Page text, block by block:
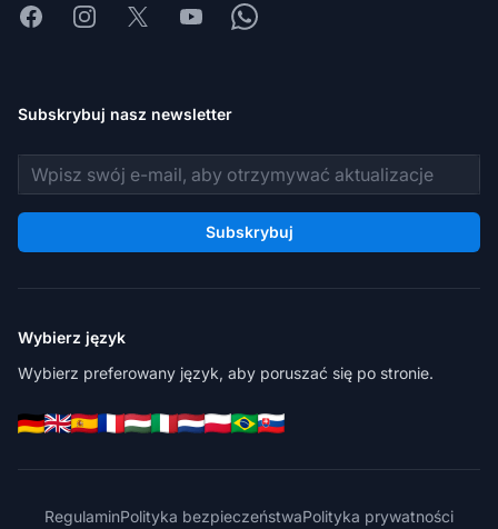
FacebookInstagram
X YoutubeWhatsapp
Subskrybuj nasz newsletter
Adres e-mail
Subskrybuj
Wybierz język
Wybierz preferowany język, aby poruszać się po stronie.
RegulaminPolityka bezpieczeństwaPolityka prywatności